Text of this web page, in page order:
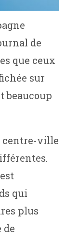
de
que ceux
sur
beaucoup
centre-ville
qui
plus
de